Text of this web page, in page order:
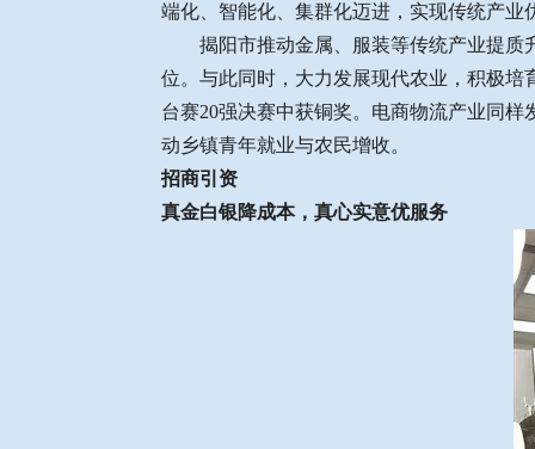
端化、智能化、集群化迈进，实现传统产业
揭阳市推动金属、服装等传统产业提质升
位。与此同时，大力发展现代农业，积极培
台赛20强决赛中获铜奖。电商物流产业同
动乡镇青年就业与农民增收。
招商引资
真金白银降成本，真心实意优服务